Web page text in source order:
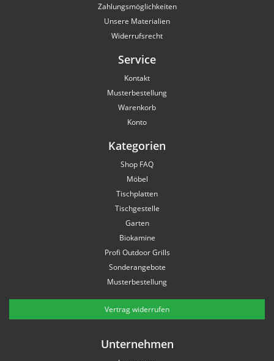
Zahlungsmöglichkeiten
Unsere Materialien
Widerrufsrecht
Service
Kontakt
Musterbestellung
Warenkorb
Konto
Kategorien
Shop FAQ
Möbel
Tischplatten
Tischgestelle
Garten
Biokamine
Profi Outdoor Grills
Sonderangebote
Musterbestellung
Vertrag widerrufen
Unternehmen